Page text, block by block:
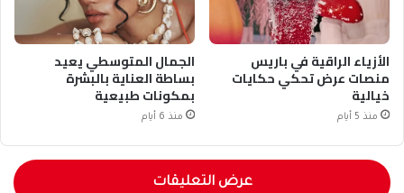
الأزياء الراقية في باريس
منصات عرض تحكي حكايات
خيالية
منذ 5 أيام
الجمال المتوسطي يعيد
بساطة العناية بالبشرة
بمكونات طبيعية
منذ 6 أيام
عرض التعليقات